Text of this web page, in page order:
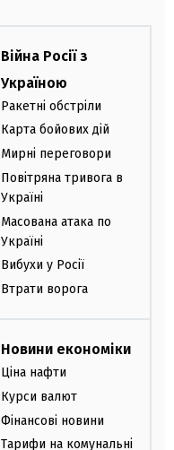
Війна Росії з
Україною
Ракетні обстріли
Карта бойових дій
Мирні переговори
Повітряна тривога в
Україні
Масована атака по
Україні
Вибухи у Росії
Втрати ворога
Новини економіки
Ціна нафти
Курси валют
Фінансові новини
Тарифи на комунальні